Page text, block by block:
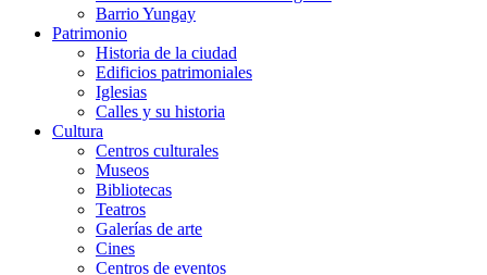
Barrio Yungay
Patrimonio
Historia de la ciudad
Edificios patrimoniales
Iglesias
Calles y su historia
Cultura
Centros culturales
Museos
Bibliotecas
Teatros
Galerí­as de arte
Cines
Centros de eventos